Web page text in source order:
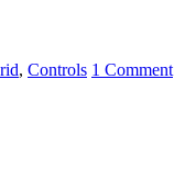
, Controls 1 Comment